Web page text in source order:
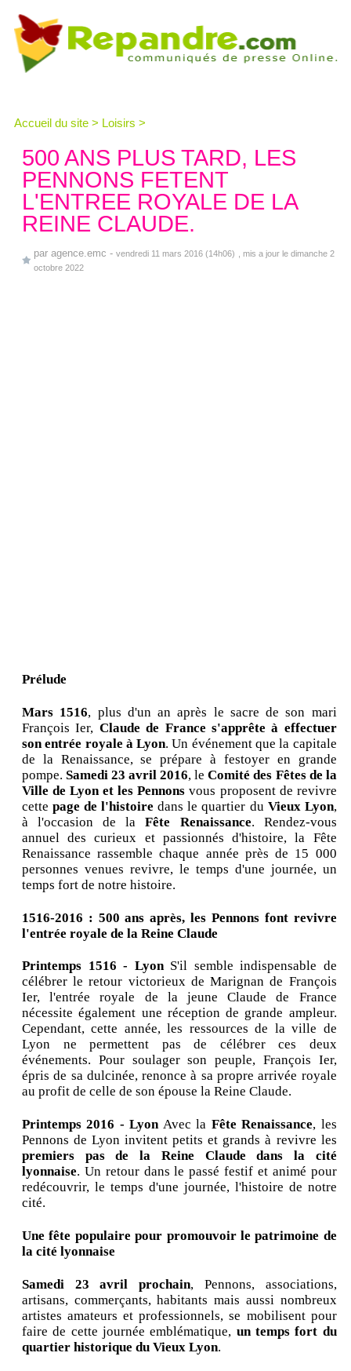
Accueil du site > Loisirs >
500 ANS PLUS TARD, LES
PENNONS FETENT
L'ENTREE ROYALE DE LA
REINE CLAUDE.
par agence.emc - vendredi 11 mars 2016 (14h06)
, mis a jour le dimanche 2
octobre 2022
Prélude
Mars 1516, plus d'un an après le sacre de son mari
François Ier, Claude de France s'apprête à effectuer
son entrée royale à Lyon. Un événement que la capitale
de la Renaissance, se prépare à festoyer en grande
pompe.Samedi 23 avril 2016, leComité des Fêtes de la
Ville de Lyon et les Pennons vous proposent de revivre
cettepage de l'histoire dans le quartier du Vieux Lyon,
à l'occasion de la Fête Renaissance. Rendez-vous
annuel des curieux et passionnés d'histoire, la Fête
Renaissance rassemble chaque année près de 15 000
personnes venues revivre, le temps d'une journée, un
temps fort de notre histoire.
1516-2016 : 500 ans après, les Pennons font revivre
l'entrée royale de la Reine Claude
Printemps 1516 - LyonS'il semble indispensable de
célébrer le retour victorieux de Marignan de François
Ier, l'entrée royale de la jeune Claude de France
nécessite également une réception de grande ampleur.
Cependant, cette année, les ressources de la ville de
Lyon ne permettent pas de célébrer ces deux
événements. Pour soulager son peuple, François Ier,
épris de sa dulcinée, renonce à sa propre arrivée royale
au profit de celle de son épouse la Reine Claude.
Printemps 2016 - LyonAvec la Fête Renaissance, les
Pennons de Lyon invitent petits et grands à revivre les
premiers pas de la Reine Claude dans la cité
lyonnaise. Un retour dans le passé festif et animé pour
redécouvrir, le temps d'une journée, l'histoire de notre
cité.
Une fête populaire pour promouvoir le patrimoine de
la cité lyonnaise
Samedi 23 avril prochain, Pennons, associations,
artisans, commerçants, habitants mais aussi nombreux
artistes amateurs et professionnels, se mobilisent pour
faire de cette journée emblématique, un temps fort du
quartier historique du Vieux Lyon.